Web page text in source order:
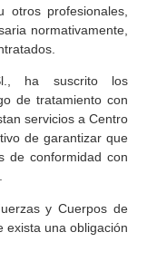
otros profesionales,
normativamente,
ha suscrito los
de tratamiento con
servicios a Centro
de garantizar que
de conformidad con
y Cuerpos de
exista una obligación